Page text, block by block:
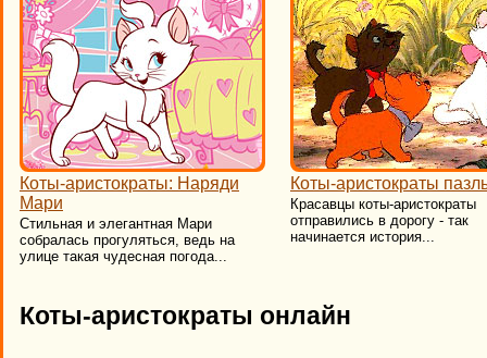
Коты-аристократы: Наряди
Мари
Стильная и элегантная Мари
собралась прогуляться, ведь на
улице такая чудесная погода...
Коты-аристократы
Красавцы коты-аристократы
отправились в дорогу - так
начинается история...
Коты-аристократы онлайн